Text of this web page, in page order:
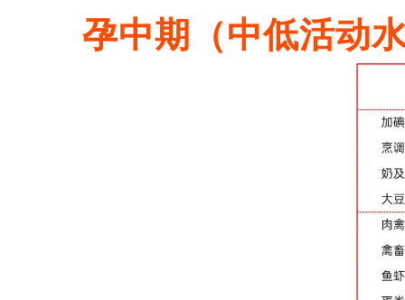
孕中期 （中低活动